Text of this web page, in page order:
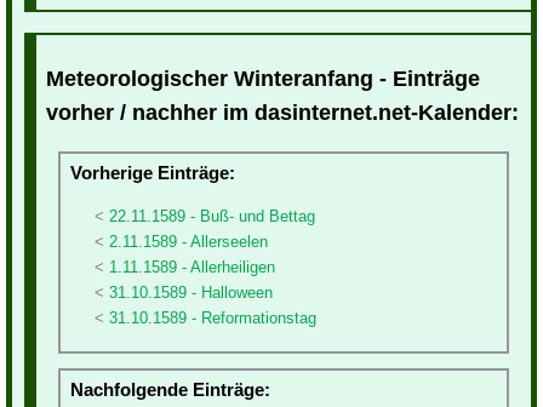
Meteorologischer Winteranfang - Einträge
vorher / nachher im dasinternet.net-Kalender:
Vorherige Einträge:
22.11.1589 - Buß- und Bettag
2.11.1589 - Allerseelen
1.11.1589 - Allerheiligen
31.10.1589 - Halloween
31.10.1589 - Reformationstag
Nachfolgende Einträge: